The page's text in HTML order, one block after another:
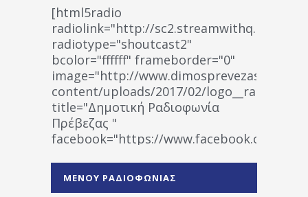
[html5radio
radiolink="http://
radiotype="shoutcast2"
bcolor="ffffff" frameborder="0"
image="http://www.dimosprevezas.gr/wp-
content/uploads/2017/02/
title="Δημοτική Ραδιοφωνία
Πρέβεζας "
facebook="https://www.facebook.com/
1531194763766854/" artist="" ]
ΜΕΝΟΥ ΡΑΔΙΟΦΩΝΙΑΣ